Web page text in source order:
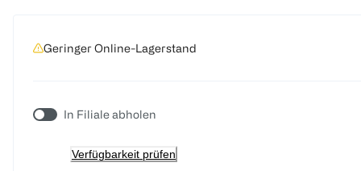
Geringer Online-Lagerstand
In Filiale abholen
Verfügbarkeit prüfen